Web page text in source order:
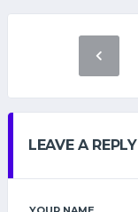
LEAVE A REPLY